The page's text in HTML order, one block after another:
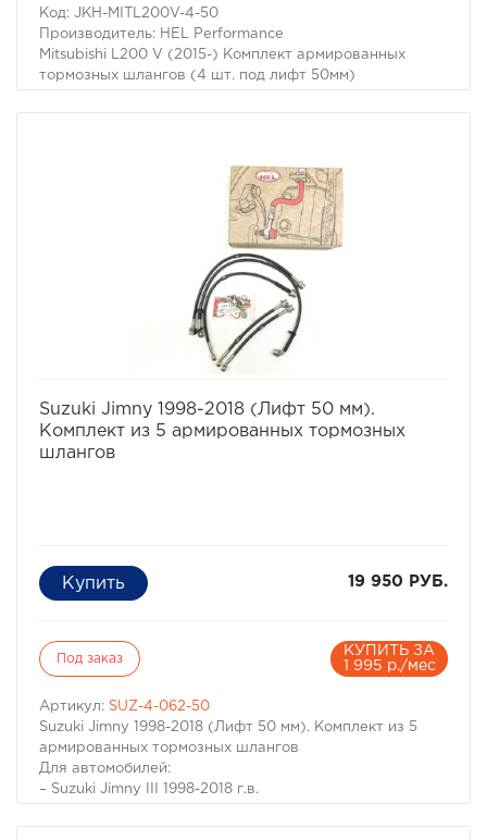
Код: JKH-MITL200V-4-50
Производитель: HEL Performance
Mitsubishi L200 V (2015-) Комплект армированных
тормозных шлангов (4 шт. под лифт 50мм)
Suzuki Jimny 1998-2018 (Лифт 50 мм).
Комплект из 5 армированных тормозных
шлангов
19 950 РУБ.
Под заказ
КУПИТЬ ЗА
1 995 р./мес
Артикул: SUZ-4-062-50
Suzuki Jimny 1998-2018 (Лифт 50 мм). Комплект из 5
армированных тормозных шлангов
Для автомобилей:
– Suzuki Jimny III 1998-2018 г.в.